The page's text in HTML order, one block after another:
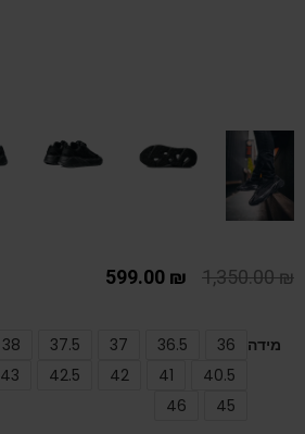
1,350.00₪
599.00 ₪
מידה 36
36.5
37
37.5
38
40.5
41
42
42.5
43
45
46